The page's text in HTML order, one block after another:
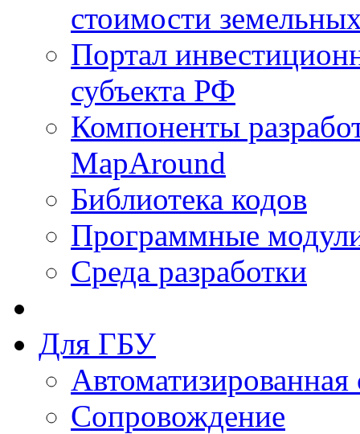
стоимости
Портал
субъекта РФ
Компоненты
MapAround
Библиотека кодов
Программные
Среда разработки
Для ГБУ
Сопровождение